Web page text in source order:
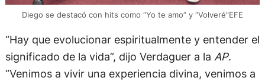
Diego se destacó con hits como “Yo te amo” y “Volveré”EFE
“Hay que evolucionar espiritualmente y entender el
significado de la vida”, dijo Verdaguer a la AP.
“Venimos a vivir una experiencia divina, venimos a